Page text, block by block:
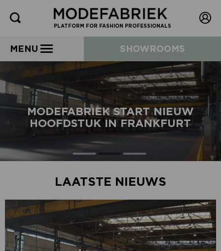
PLATFORM FOR FASHION PROFESSIONALS
MENU SHOWROOMS
MODEFABRIEK START NIEUW
HOOFDSTUK IN FRANKFURT
LAATSTE NIEUWS